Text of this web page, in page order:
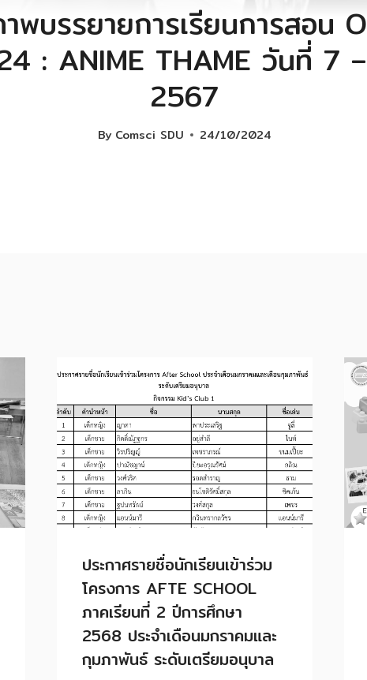
พบรรยายการเรียนการสอน
: ANIME THAME วันที่ 7
2567
By Comsci SDU 24/10/2024
ประกาศรายชื่อนักเรียนเข้าร่วม
โครงการ AFTE SCHOOL
ภาคเรียนที่ 2 ปีการศึกษา
2568 ประจำเดือนมกราคมและ
กุมภาพันธ์ ระดับเตรียมอนุบาล